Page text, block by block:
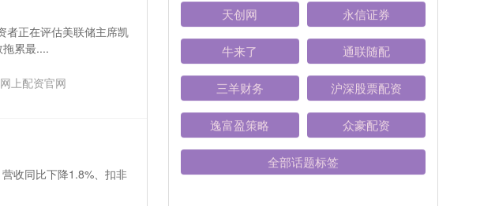
者正在评估美联储主席凯
累最....
网上配资官网
收同比下降1.8%、扣非
天创网 永信证券
牛来了 通联随配
三羊财务 沪深股票配资
逸富盈策略 众豪配资
全部话题标签